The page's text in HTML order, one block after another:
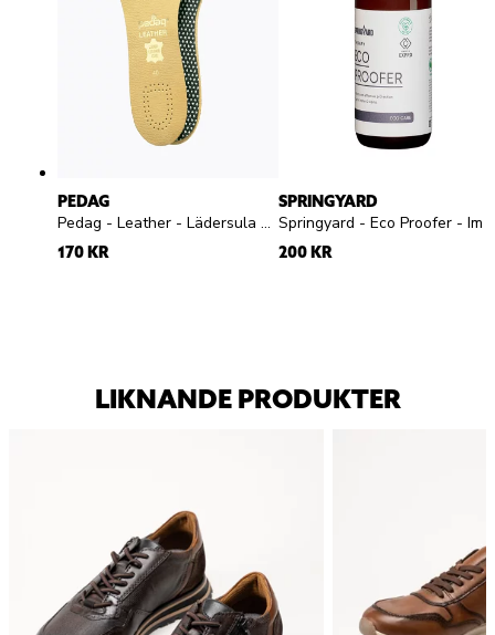
PEDAG
Pedag - Leather - Lädersula med aktivt kol
170 KR
SPRINGYARD
200 KR
LIKNANDE PRODUKTER